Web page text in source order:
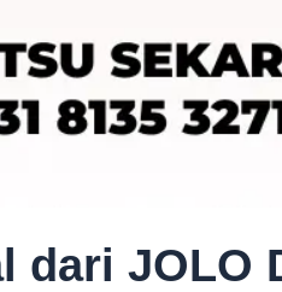
dari JOLO